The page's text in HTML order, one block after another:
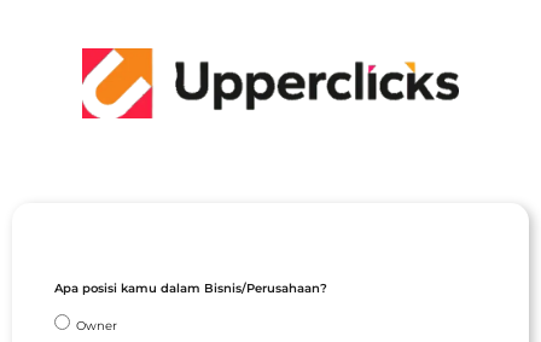
Apa posisi kamu dalam Bisnis/Perusahaan?
Owner